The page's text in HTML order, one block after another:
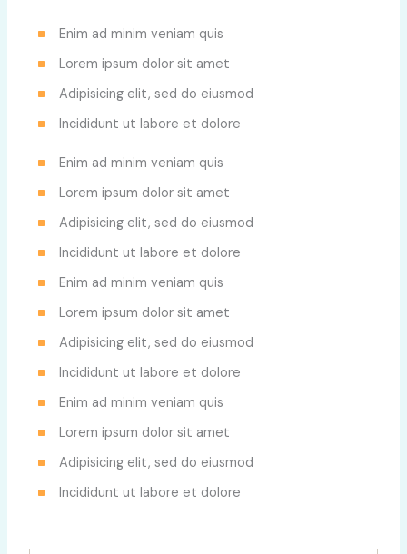
Enim ad minim veniam quis
Lorem ipsum dolor sit amet
Adipisicing elit, sed do eiusmod
Incididunt ut labore et dolore
Enim ad minim veniam quis
Lorem ipsum dolor sit amet
Adipisicing elit, sed do eiusmod
Incididunt ut labore et dolore
Enim ad minim veniam quis
Lorem ipsum dolor sit amet
Adipisicing elit, sed do eiusmod
Incididunt ut labore et dolore
Enim ad minim veniam quis
Lorem ipsum dolor sit amet
Adipisicing elit, sed do eiusmod
Incididunt ut labore et dolore